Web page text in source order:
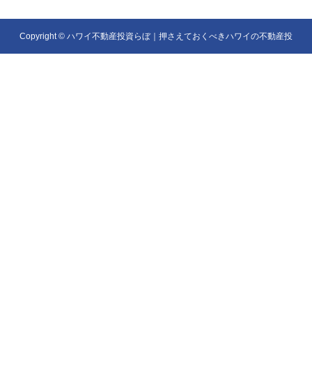
Copyright © ハワイ不動産投資らぼ｜押さえておくべきハワイの不動産投